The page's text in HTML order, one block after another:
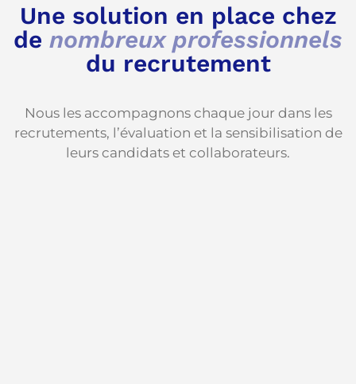
Une solution en place chez
de nombreux professionnels
du recrutement
Nous les accompagnons chaque jour dans les
recrutements, l’évaluation et la sensibilisation de
leurs candidats et collaborateurs.